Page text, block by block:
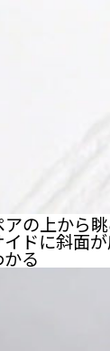
の上から
ドに斜面
る